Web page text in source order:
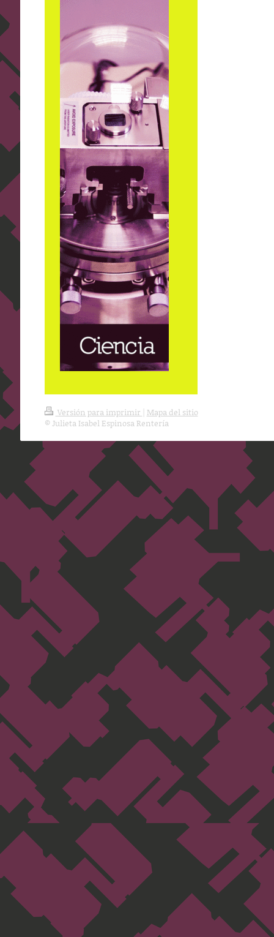
Versión para imprimir
Mapa del sitio
© Julieta Isabel Espinosa Rentería